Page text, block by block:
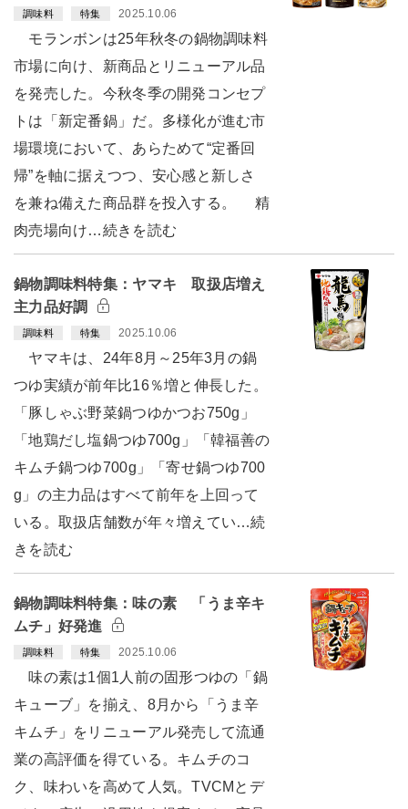
調味料 特集 2025.10.06
モランボンは25年秋冬の鍋物調味料
市場に向け、新商品とリニューアル品
を発売した。今秋冬季の開発コンセプ
トは「新定番鍋」だ。多様化が進む市
場環境において、あらためて“定番回
帰”を軸に据えつつ、安心感と新しさ
を兼ね備えた商品群を投入する。 精
肉売場向け…続きを読む
鍋物調味料特集：ヤマキ 取扱店増え
主力品好調
調味料 特集 2025.10.06
ヤマキは、24年8月～25年3月の鍋
つゆ実績が前年比16％増と伸長した。
「豚しゃぶ野菜鍋つゆかつお750g」
「地鶏だし塩鍋つゆ700g」「韓福善の
キムチ鍋つゆ700g」「寄せ鍋つゆ700
g」の主力品はすべて前年を上回って
いる。取扱店舗数が年々増えてい…続
きを読む
鍋物調味料特集：味の素 「うま辛キ
ムチ」好発進
調味料 特集 2025.10.06
味の素は1個1人前の固形つゆの「鍋
キューブ」を揃え、8月から「うま辛
キムチ」をリニューアル発売して流通
業の高評価を得ている。キムチのコ
ク、味わいを高めて人気。TVCMとデ